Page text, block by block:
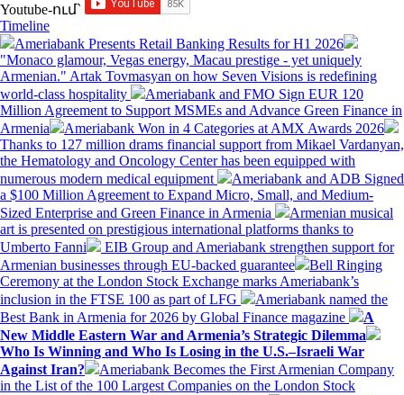
Youtube-ում`
Timeline
Ameriabank Presents Retail Banking Results for H1 2026
"Monaco glamour, Vegas energy, Macau prestige - yet uniquely
Armenian." Artak Tovmasyan on how Seven Visions is redefining
world-class hospitality
Ameriabank and FMO Sign EUR 120
Million Agreement to Support MSMEs and Advance Green Finance in
Armenia
Ameriabank Won in 4 Categories at AMX Awards 2026
Thanks to 127 million drams financial support from Mikael Vardanyan,
the Hematology and Oncology Center has been equipped with
numerous modern medical equipment
Ameriabank and ADB Signed
a $100 Million Agreement to Expand Micro, Small, and Medium-
Sized Enterprise and Green Finance in Armenia
Armenian musical
art is presented on prestigious international platforms thanks to
Umberto Fanni
EIB Group and Ameriabank strengthen support for
Armenian businesses through EU-backed guarantee
Bell Ringing
Ceremony at the London Stock Exchange marks Ameriabank’s
inclusion in the FTSE 100 as part of LFG
Ameriabank named the
Best Bank in Armenia for 2026 by Global Finance magazine
A
New Middle Eastern War and Armenia’s Strategic Dilemma
Who Is Winning and Who Is Losing in the U.S.–Israeli War
Against Iran?
Ameriabank Becomes the First Armenian Company
in the List of the 100 Largest Companies on the London Stock